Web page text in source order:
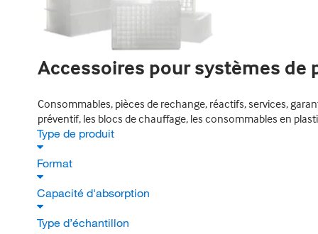
Accessoires pour systèmes de
Consommables, pièces de rechange, réactifs, services,
préventif, les blocs de chauffage, les consommables en
Type de produit
Format
Capacité d'absorption
Type d’échantillon